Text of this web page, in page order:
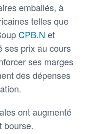
emballés, à
telles que
CPB.N et
ses prix au cours
ses marges
des dépenses
ont augmenté
bourse.